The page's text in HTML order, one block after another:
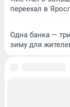
переехал в
Одна банка —
зиму для